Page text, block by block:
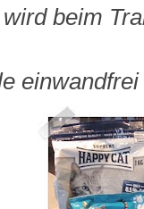
beim